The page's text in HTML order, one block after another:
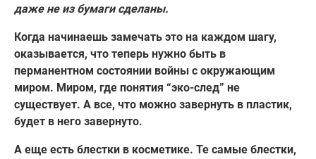
даже не из бумаги сделаны.
Когда начинаешь замечать это на каждом шагу,
оказывается, что теперь нужно быть в
перманентном состоянии войны с окружающим
миром. Миром, где понятия “эко-след” не
существует. А все, что можно завернуть в пластик,
будет в него завернуто.
А еще есть блестки в косметике. Те самые блестки,